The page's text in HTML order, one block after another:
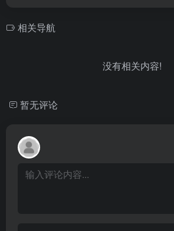
相关导航
没有相关内容!
暂无评论